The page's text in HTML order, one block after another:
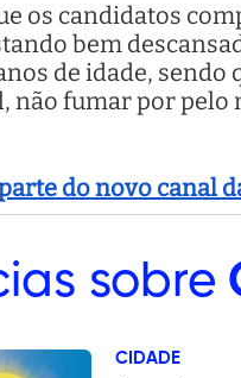
os candidatos
bem
de idade,
não fumar por pelo
do novo canal
sobre
CIDADE